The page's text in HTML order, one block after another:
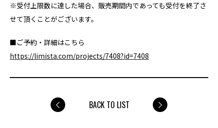
※受付上限数に達した場合、販売期間内であっても受付を終了さ
せて頂くことがございます。
■ご予約・詳細はこちら
https://limista.com/projects/7408?id=7408
BACK TO LIST